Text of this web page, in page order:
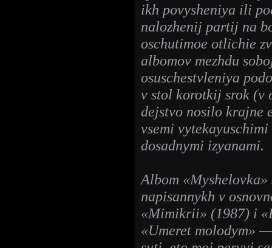
ikh povysheniya ili
nalozhenij partij na
oschutimoe otlichie
albomov mezhdu
osuschestvleniya
v stol korotkij srok (v
dejstvo nosilo krajne
vsemi
dosadnymi izyanami.
Albom «Myshelovka»
napisannykh v
«Mimikrii» (1987) i
«Umeret molodym»